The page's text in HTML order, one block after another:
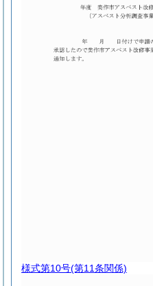
様式第10号(第11条関係)